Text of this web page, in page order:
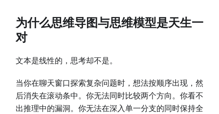
为什么思维导图与思维模型是天生一
对
文本是线性的，思考却不是。
当你在聊天窗口探索复杂问题时，想法按顺序出现，然
后消失在滚动条中。你无法同时比较两个方向。你看不
出推理中的漏洞。你无法在深入单一分支的同时保持全